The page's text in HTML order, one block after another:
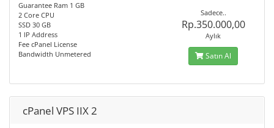
Guarantee Ram 1 GB
2 Core CPU
SSD 30 GB
1 IP Address
Fee cPanel License
Bandwidth Unmetered
Sadece..
Rp.350.000,00
Aylık
Satın Al
cPanel VPS IIX 2